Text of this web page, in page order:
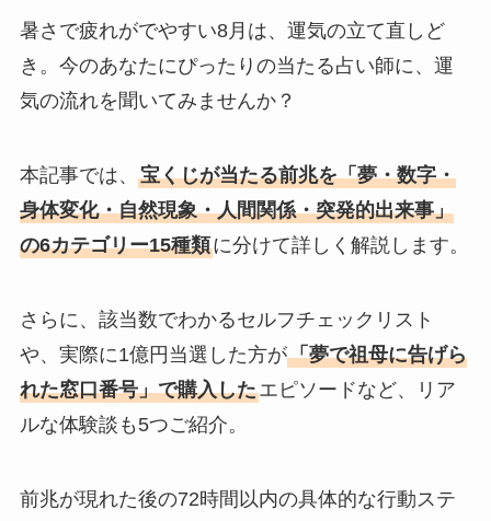
暑さで疲れがでやすい8月は、運気の立て直しど
き。今のあなたにぴったりの当たる占い師に、運
気の流れを聞いてみませんか？
本記事では、 宝くじが当たる前兆を「夢・数字・
身体変化・自然現象・人間関係・突発的出来事」
の6カテゴリー15種類に分けて詳しく解説します。
さらに、該当数でわかるセルフチェックリスト
や、実際に1億円当選した方が「夢で祖母に告げら
れた窓口番号」で購入したエピソードなど、リア
ルな体験談も5つご紹介。
前兆が現れた後の72時間以内の具体的な行動ステ